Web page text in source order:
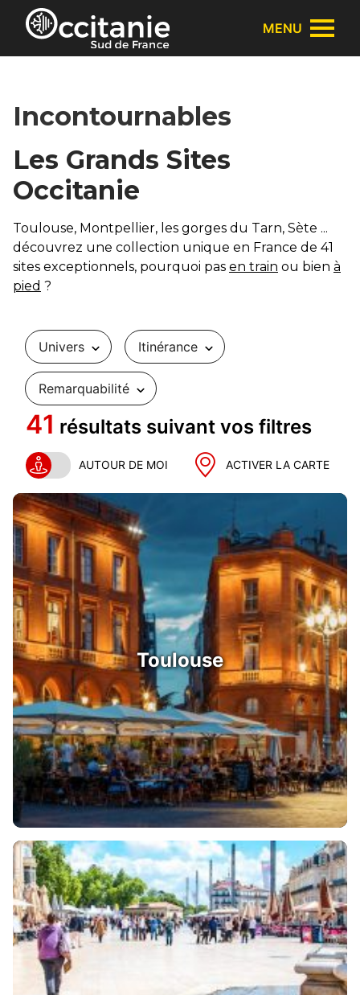
Panneau de gestion des cookies
MENU
Incontournables
Les Grands Sites
Occitanie
Toulouse, Montpellier, les gorges du Tarn, Sète ...
découvrez une collection unique en France de 41
sites exceptionnels, pourquoi pas en train ou bien à
pied ?
Univers Itinérance
Remarquabilité
41 résultats suivant vos filtres
AUTOUR DE MOI ACTIVER LA CARTE
Toulouse